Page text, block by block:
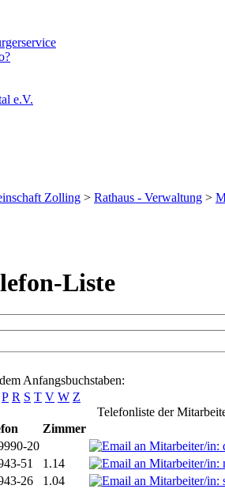
e.V.
Zolling > Rathaus - Verwaltung >
Liste
Anfangsbuchstaben:
P R S T V W Z
Telefonliste der
Zimmer
20
51 1.14
26 1.04